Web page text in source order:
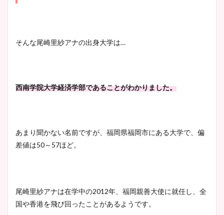
そんな尾崎里紗アナの出身大学は…
西南学院大学経済学部であることがわかりました。
あまり聞かない名前ですが、福岡県福岡市にある大学で、偏
差値は50～57ほど。
尾崎里紗アナは在学中の2012年、福岡親善大使に就任し、全
国や香港を飛び回ったことがあるようです。